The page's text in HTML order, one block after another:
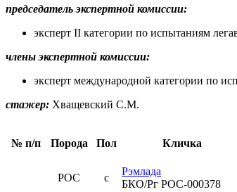
председатель экспертной комиссии:
эксперт II категории по испытаниям
члены экспертной комиссии:
эксперт международной категории по
стажер: Хващевский С.М.
№ п/п Порода Пол Кличка
РОС с
Рэмлада
БКО/Рг РОС-000378